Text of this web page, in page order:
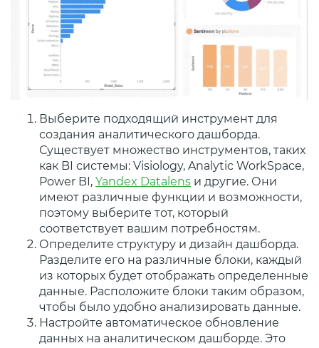
Выберите подходящий инструмент для
создания аналитического дашборда.
Существует множество инструментов, таких
как BI системы: Visiology, Analytic WorkSpace,
Power BI, Yandex Datalens и другие. Они
имеют различные функции и возможности,
поэтому выберите тот, который
соответствует вашим потребностям.
Определите структуру и дизайн дашборда.
Разделите его на различные блоки, каждый
из которых будет отображать определенные
данные. Расположите блоки таким образом,
чтобы было удобно анализировать данные.
Настройте автоматическое обновление
данных на аналитическом дашборде. Это